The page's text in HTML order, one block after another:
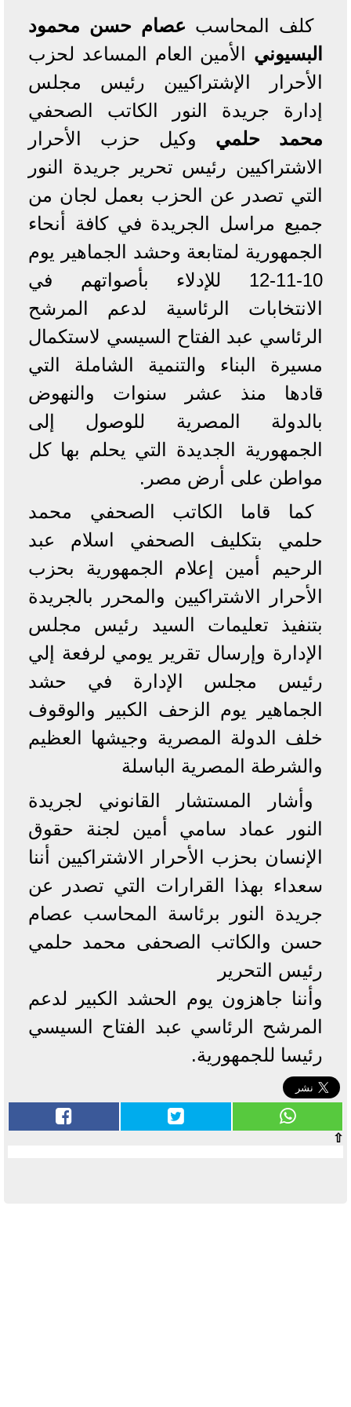
كلف المحاسب عصام حسن محمود
البسيوني الأمين العام المساعد لحزب
الأحرار الإشتراكيين رئيس مجلس
إدارة جريدة النور الكاتب الصحفي
محمد حلمي وكيل حزب الأحرار
الاشتراكيين رئيس تحرير جريدة النور
التي تصدر عن الحزب بعمل لجان من
جميع مراسل الجريدة في كافة أنحاء
الجمهورية لمتابعة وحشد الجماهير يوم
10-11-12 للإدلاء بأصواتهم في
الانتخابات الرئاسية لدعم المرشح
الرئاسي عبد الفتاح السيسي لاستكمال
مسيرة البناء والتنمية الشاملة التي
قادها منذ عشر سنوات والنهوض
بالدولة المصرية للوصول إلى
الجمهورية الجديدة التي يحلم بها كل
مواطن على أرض مصر.
كما قاما الكاتب الصحفي محمد
حلمي بتكليف الصحفي اسلام عبد
الرحيم أمين إعلام الجمهورية بحزب
الأحرار الاشتراكيين والمحرر بالجريدة
بتنفيذ تعليمات السيد رئيس مجلس
الإدارة وإرسال تقرير يومي لرفعة إلي
رئيس مجلس الإدارة في حشد
الجماهير يوم الزحف الكبير والوقوف
خلف الدولة المصرية وجيشها العظيم
والشرطة المصرية الباسلة
وأشار المستشار القانوني لجريدة
النور عماد سامي أمين لجنة حقوق
الإنسان بحزب الأحرار الاشتراكيين أننا
سعداء بهذا القرارات التي تصدر عن
جريدة النور برئاسة المحاسب عصام
حسن والكاتب الصحفى محمد حلمي
رئيس التحرير
وأننا جاهزون يوم الحشد الكبير لدعم
المرشح الرئاسي عبد الفتاح السيسي
رئيسا للجمهورية.
⇧